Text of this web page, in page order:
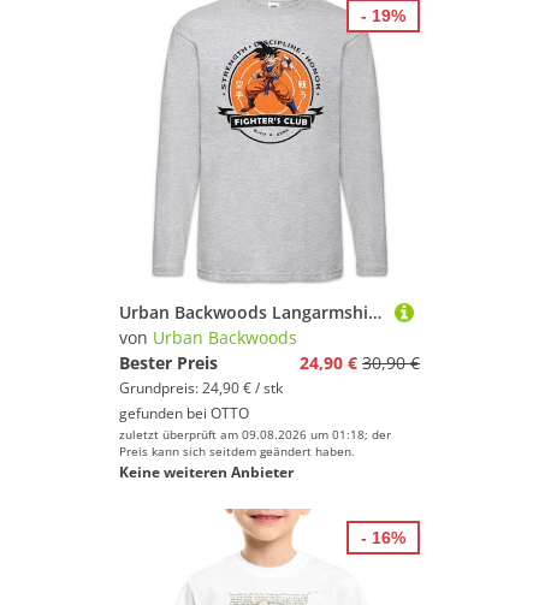
Urban Backwoods Langarmshirt Fighter's Club Goku II Langarm T-Shirt Super Dragon Saiya Gym Vintage (1-tlg) Ball Karate Kung Fu
von Urban Backwoods
Bester Preis
24,90 € 30,90 €
Grundpreis: 24,90 € / stk
gefunden bei OTTO
zuletzt überprüft am 09.08.2026 um 01:18; der
Preis kann sich seitdem geändert haben.
Keine weiteren Anbieter
- 19%
- 16%